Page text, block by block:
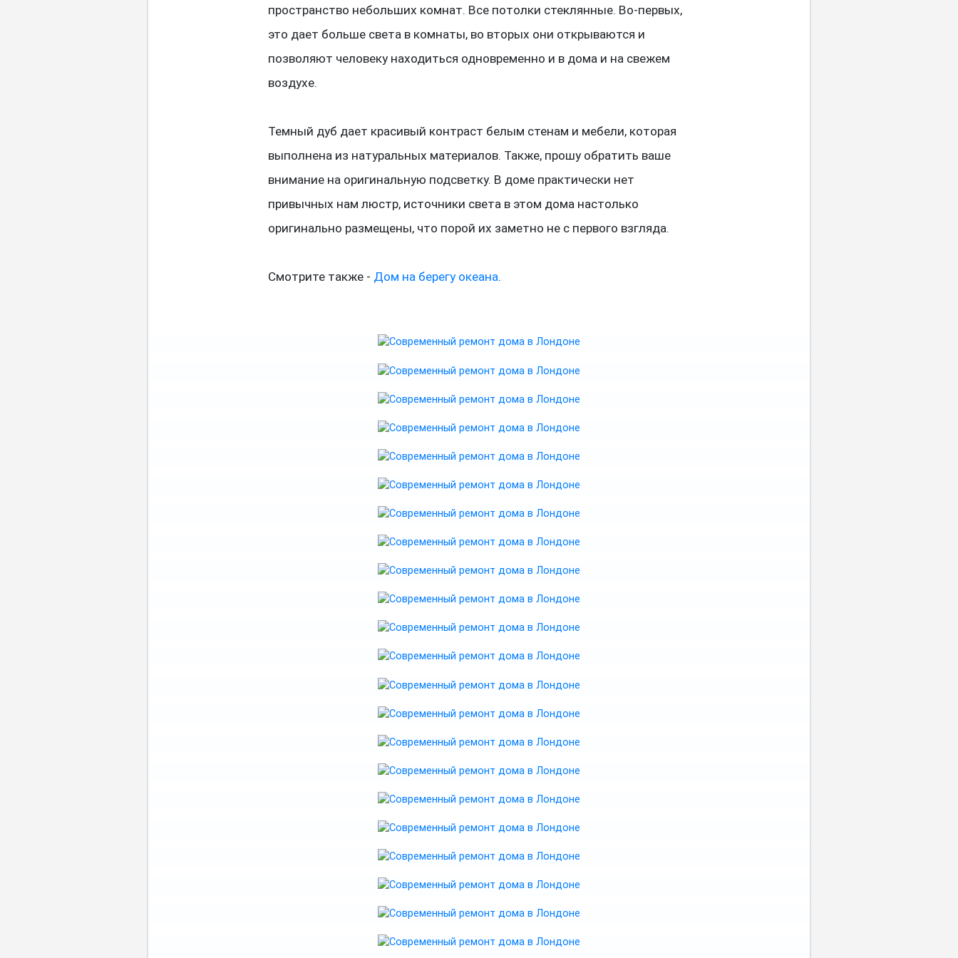
пространство небольших комнат. Все потолки стеклянные. Во-первых,
это дает больше света в комнаты, во вторых они открываются и
позволяют человеку находиться одновременно и в дома и на свежем
воздухе.
Темный дуб дает красивый контраст белым стенам и мебели, которая
выполнена из натуральных материалов. Также, прошу обратить ваше
внимание на оригинальную подсветку. В доме практически нет
привычных нам люстр, источники света в этом дома настолько
оригинально размещены, что порой их заметно не с первого взгляда.
Смотрите также - Дом на берегу океана.